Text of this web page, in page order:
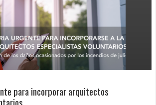
para incorporar arquitectos